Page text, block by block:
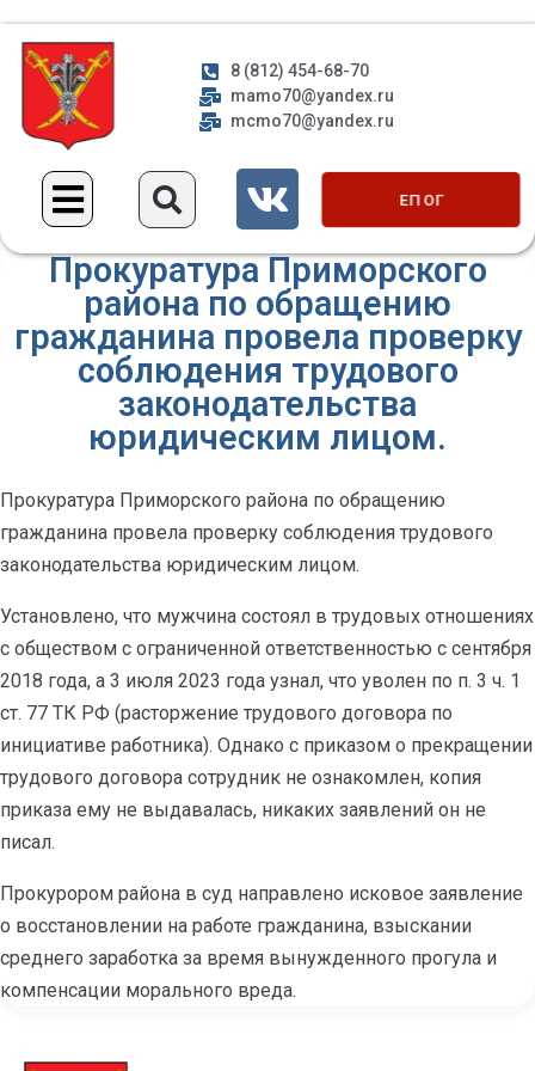
8 (812) 454-68-70
mamo70@yandex.ru
mcmo70@yandex.ru
ЕП ОГ
Прокуратура Приморского
района по обращению
гражданина провела проверку
соблюдения трудового
законодательства
юридическим лицом.
Прокуратура Приморского района по обращению
гражданина провела проверку соблюдения трудового
законодательства юридическим лицом.
Установлено, что мужчина состоял в трудовых отношениях
с обществом с ограниченной ответственностью с сентября
2018 года, а 3 июля 2023 года узнал, что уволен по п. 3 ч. 1
ст. 77 ТК РФ (расторжение трудового договора по
инициативе работника). Однако с приказом о прекращении
трудового договора сотрудник не ознакомлен, копия
приказа ему не выдавалась, никаких заявлений он не
писал.
Прокурором района в суд направлено исковое заявление
о восстановлении на работе гражданина, взыскании
среднего заработка за время вынужденного прогула и
компенсации морального вреда.